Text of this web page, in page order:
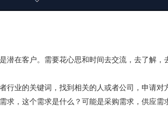
在客户。需要花心思和时间去交流，去了解，
行业的关键词，找到相关的人或者公司，申请对
求，这个需求是什么？可能是采购需求，供应